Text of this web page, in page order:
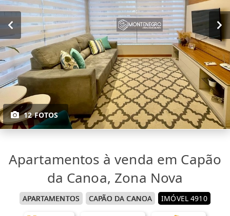
12 FOTOS
Apartamentos à venda em Capão
da Canoa, Zona Nova
APARTAMENTOS CAPÃO DA CANOA IMÓVEL 4910